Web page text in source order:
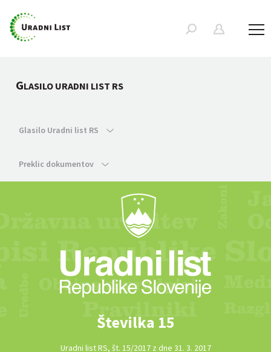
GLASILO URADNI LIST RS
Glasilo Uradni list RS
Preklic dokumentov
Številka 15
Uradni list RS, št. 15/2017 z dne 31. 3. 2017